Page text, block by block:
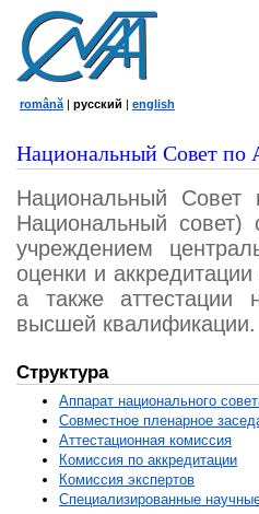
română | русский | english
Национальный Совет по
Национальный Совет
Национальный совет)
учреждением
оценки и
а также аттестации
высшей квалификации.
Структура
Аппарат национального
Совместное пленарное
Аттестационная комисcия
Комиссия по аккредитации
Комиссия экспертов
Специализированные